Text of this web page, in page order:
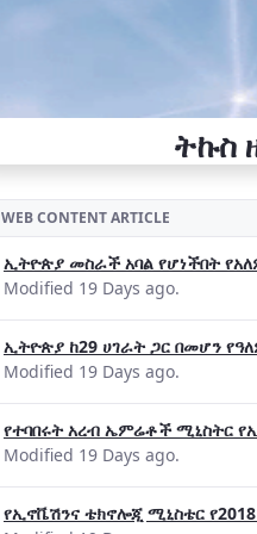
ትኩስ
WEB CONTENT ARTICLE
ኢትዮጵያ መስራች አባል የሆነችበት
Modified 19 Days ago.
ኢትዮጵያ ከ29 ሀገራት ጋር በመሆን
Modified 19 Days ago.
የተባበሩት አረብ ኤምሬቶች ሚኒስትር
Modified 19 Days ago.
የኢኖቬሽንና ቴክኖሎጂ ሚኒስቴር